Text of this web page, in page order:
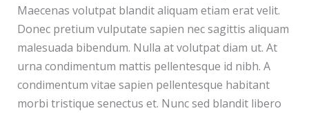
Maecenas volutpat blandit aliquam etiam erat velit.
Donec pretium vulputate sapien nec sagittis aliquam
malesuada bibendum. Nulla at volutpat diam ut. At
urna condimentum mattis pellentesque id nibh. A
condimentum vitae sapien pellentesque habitant
morbi tristique senectus et. Nunc sed blandit libero